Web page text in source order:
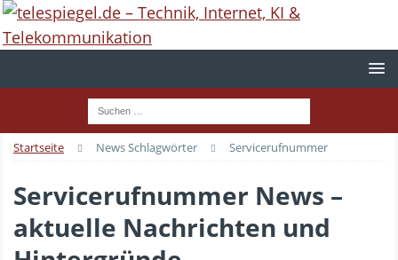
Startseite News Schlagwörter Servicerufnummer
Servicerufnummer News –
aktuelle Nachrichten und